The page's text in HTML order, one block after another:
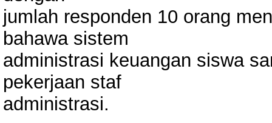
jumlah responden 10 orang
bahawa sistem
administrasi keuangan siswa
pekerjaan staf
administrasi.